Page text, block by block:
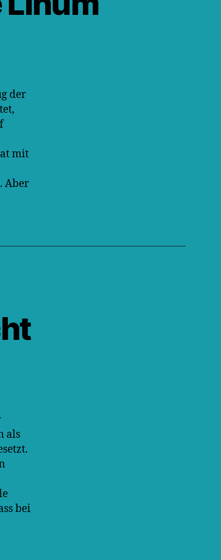
der
mit
Aber
als
bei